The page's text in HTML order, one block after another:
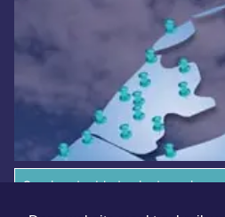
Overige dagbladen in de regio